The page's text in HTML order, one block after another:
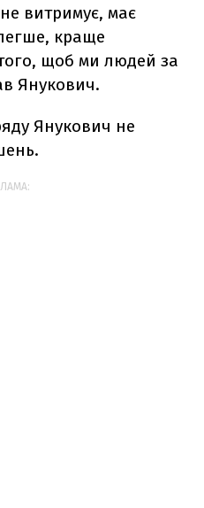
витримує, має
краще
щоб ми людей за
Янукович.
Янукович не